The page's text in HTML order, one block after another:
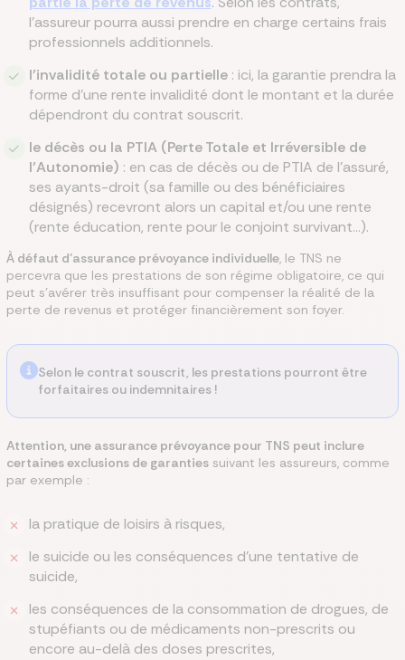
l’assureur pourra aussi prendre en charge certains frais
professionnels additionnels.
l’invalidité totale ou partielle: ici, la garantie prendra la
forme d’une rente invalidité dont le montant et la durée
dépendront du contrat souscrit.
le décès ou la PTIA (Perte Totale et Irréversible de
l’Autonomie) : en cas de décès ou de PTIA de l’assuré,
ses ayants-droit (sa famille ou des bénéficiaires
désignés) recevront alors un capital et/ou une rente
(rente éducation, rente pour le conjoint survivant…).
À défaut d’assurance prévoyance individuelle, le TNS ne
percevra que les prestations de son régime obligatoire, ce qui
peut s’avérer très insuffisant pour compenser la réalité de la
perte de revenus et protéger financièrement son foyer.
Selon le contrat souscrit, les prestations pourront être
forfaitaires ou indemnitaires !
Attention, une assurance prévoyance pour TNS peut inclure
certaines exclusions de garanties suivant les assureurs, comme
par exemple :
la pratique de loisirs à risques,
le suicide ou les conséquences d’une tentative de
suicide,
les conséquences de la consommation de drogues, de
stupéfiants ou de médicaments non-prescrits ou
encore au-delà des doses prescrites,